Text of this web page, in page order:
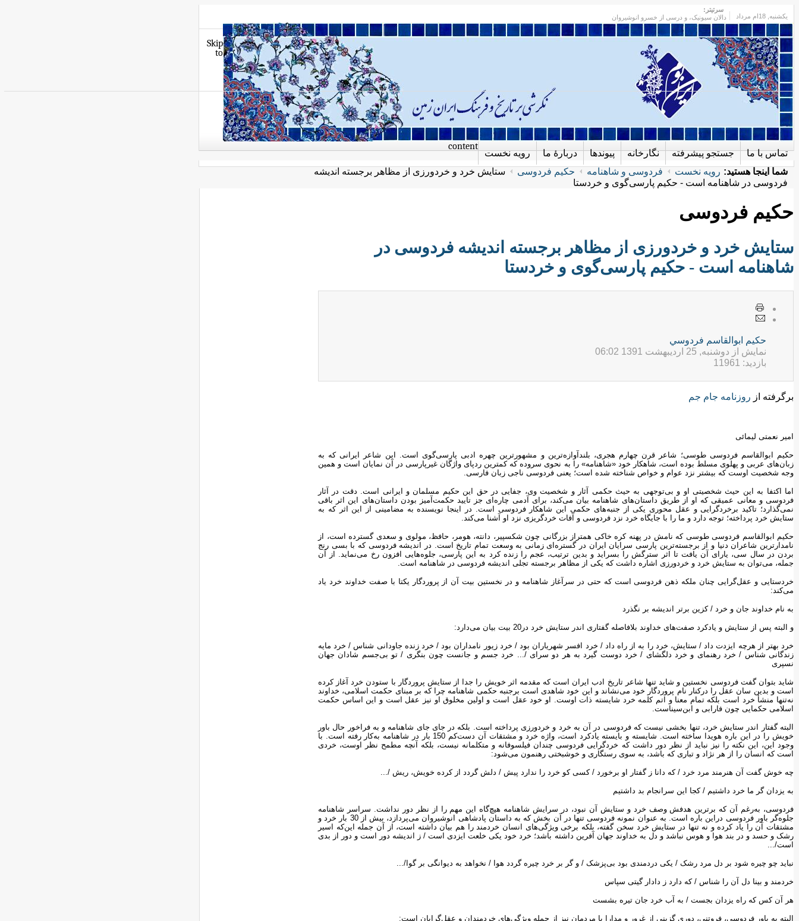
یکشنبه
سرتیتر:
دالان سیونیک، و درسی از خسرو انوشیروان
رویه نخست دربارهٔ ما پیوندها نگارخانه جستجو پیشرفته تماس با ما
Skip
to
content
شما اینجا هستید: رویه نخست فردوسی و شاهنامه حكيم فردوسی
ستایش خرد و خردورزی از مظاهر برجسته اندیشه
فردوسی در شاهنامه است - حکیم پارسی‌گوی و خردستا
حكيم فردوسی
ستایش خرد و خردورزی از مظاهر برجسته اندیشه فردوسی در
شاهنامه است - حکیم پارسی‌گوی و خردستا
حكيم ابوالقاسم فردوسي
نمایش از دوشنبه, 25 ارديبهشت 1391 06:02
بازدید: 11961
برگرفته از روزنامه جام جم
امیر نعمتی لیمائی
حکیم ابوالقاسم فردوسی طوسی؛ شاعر قرن چهارم هجری، بلندآوازه‌ترین و مشهورترین چهره ادبی پارسی‌گوی است. این شاعر ایرانی که به
زبان‌های عربی و پهلوی مسلط بوده است، شاهکار خود «شاهنامه» را به نحوی سروده که کمترین ردپای واژگان غیرپارسی در آن نمایان است و همین
وجه شخصیت اوست که بیشتر نزد عوام و خواص شناخته شده است؛ یعنی فردوسی ناجی زبان فارسی.
اما اکتفا به این حیث شخصیتی او و بی‌توجهی به حیث حکمی آثار و شخصیت وی، جفایی در حق این حکیم مسلمان و ایرانی است. دقت در آثار
فردوسی و معانی عمیقی که او از طریق داستان‌های شاهنامه بیان می‌کند، برای آدمی چاره‌ای جز تایید حکمت‌آمیز بودن داستان‌های این اثر باقی
نمی‌گذارد؛ تاکید برخردگرایی و عقل محوری یکی از جنبه‌‌های حکمی این شاهکار فردوسی است. در اینجا نویسنده به مضامینی از این اثر که به
ستایش خرد پرداخته؛ توجه دارد و ما را با جایگاه خرد نزد فردوسی و آفات خردگریزی نزد او آشنا می‌کند.
حکیم ابوالقاسم فردوسی طوسی که نامش در پهنه کره خاکی همتراز بزرگانی چون شکسپیر، دانته، هومر، حافظ، مولوی و سعدی گسترده است، از
نامدارترین شاعران دنیا و از برجسته‌ترین پارسی سرایان ایران در گستره‌ای زمانی به وسعت تمام تاریخ است. در اندیشه فردوسی که با بسی رنج
بردن در سال سی، یارای آن یافت تا اثر سترگش را بسراید و بدین ترتیب، عجم را زنده کرد به این پارسی، جلوه‌هایی افزون رخ می‌نماید. از آن
جمله، می‌توان به ستایش خرد و خردورزی اشاره داشت که یکی از مظاهر برجسته تجلی اندیشه فردوسی در شاهنامه است.
خردستایی و عقل‌گرایی چنان ملکه ذهن فردوسی است که حتی در سرآغاز شاهنامه و در نخستین بیت آن از پروردگار یکتا با صفت خداوند خرد یاد
می‌کند:
به نام خداوند جان و خرد ‌‌/‌‌ کزین برتر اندیشه بر نگذرد
و البته پس از ستایش و یادکرد صفت‌های خداوند بلافاصله گفتاری اندر ستایش خرد در20 بیت بیان می‌دارد:
خرد بهتر از هرچه ایزدت داد ‌‌/‌‌ ستایش، خرد را به از راه داد ‌‌/‌‌ خرد افسر شهریاران بود ‌‌/‌‌ خرد زیور نامداران بود‌‌ ‌‌/‌‌ خرد زنده جاودانی‌ شناس ‌‌/‌‌ خرد مایه
زندگانی ‌شناس ‌‌/‌‌ خرد رهنمای و خرد دلگشای ‌‌/‌‌ خرد دوست گیرد به هر دو سرای ‌‌/‌‌... خرد جسم و جانست چون بنگری ‌‌/‌‌ تو بی‌جسم شادان جهان
نسپری
شاید بتوان گفت فردوسی نخستین و شاید تنها شاعر تاریخ ادب ایران است که مقدمه اثر خویش را جدا از ستایش پروردگار با ستودن خرد آغاز کرده
است و بدین سان عقل را درکنار نام پروردگار خود می‌نشاند و این خود شاهدی است برجنبه حکمی شاهنامه چرا که بر مبنای حکمت اسلامی، خداوند
نه‌تنها منشأ خرد است بلکه تمام معنا و اتم کلمه خرد شایسته ذات اوست. او خود عقل است و اولین مخلوق او نیز عقل است و این اساس حکمت
اسلامی حکمایی چون فارابی و ابن‌سیناست.
البته گفتار اندر ستایش خرد، تنها بخشی نیست که فردوسی در آن به خرد و خردورزی پرداخته است. بلکه در جای جای شاهنامه و به فراخور حال باور
خویش را در این باره هویدا ساخته است. شایسته و بایسته یادکرد است، واژه خرد و مشتقات آن دست‌کم 150 بار در شاهنامه به‌کار رفته است. با
وجود این، این نکته را نیز نباید از نظر دور داشت که خردگرایی فردوسی چندان فیلسوفانه و متکلمانه نیست، بلکه آنچه مطمح نظر اوست، خردی
است که انسان را از هر نژاد و تباری که باشد، به سوی رستگاری و خوشبختی رهنمون می‌شود:
چه خوش گفت آن هنرمند مرد خرد ‌‌/‌‌ که دانا ز گفتار او برخورد ‌‌/‌‌ کسی کو خرد را ندارد پیش ‌‌/‌‌ دلش گردد از کرده خویش، ریش /...
به یزدان گر ما خرد داشتیم ‌‌/‌‌ کجا این سرانجام بد داشتیم
فردوسی، به‌رغم آن که برترین هدفش وصف خرد و ستایش آن نبود، در سرایش شاهنامه هیچ‌گاه این مهم را از نظر دور نداشت. سراسر شاهنامه
جلوه‌گر باور فردوسی دراین باره است. به عنوان نمونه فردوسی تنها در آن بخش که به داستان پادشاهی انوشیروان می‌پردازد، بیش از 30 بار خرد و
مشتقات آن را یاد کرده و نه تنها در ستایش خرد سخن گفته، بلکه برخی ویژگی‌های انسان خردمند را هم بیان داشته است، از آن جمله این‌که اسیر
رشک و حسد و در بند هوا و هوس نباشد و دل به خداوند جهان آفرین داشته باشد؛ خرد خود یکی خلعت ایزدی است ‌‌/‌‌ ز اندیشه دور است و دور از بدی
است/...
نباید چو چیره شود بر دل مرد رشک ‌‌/‌‌ یکی دردمندی بود بی‌پزشک ‌‌/‌‌ و گر بر خرد چیره گردد هوا ‌‌/‌‌ نخواهد به دیوانگی بر گوا/...
خردمند و بینا دل آن را شناس ‌‌/‌‌ که دارد ز دادار گیتی سپاس
هر آن کس که راه یزدان بجست ‌‌/‌‌ به آب خرد جان تیره بشست
البته به باور فردوسی، فروتنی، دوری گزینی از غرور و مدارا با مردمان نیز از جمله ویژگی‌های خردمندان و عقل‌گرایان است: